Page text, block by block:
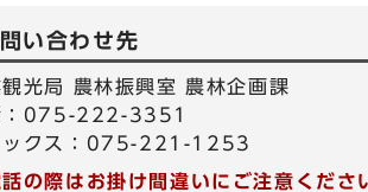
い合わせ先
観光局 農林振興室 農林企画課
：075-222-3351
ックス：075-221-1253
の際はお掛け間違いにご注意くださ